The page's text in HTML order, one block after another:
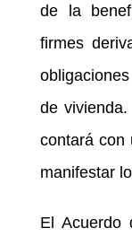
de la
firmes
de
contará con
manifestar
El Acuerdo